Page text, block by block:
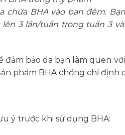
BHA vào ban đêm.
3 lần/tuần trong tuần 3
bảo da bạn làm quen
phẩm BHA chống chỉ định
ý trước khi sử dụng BHA: